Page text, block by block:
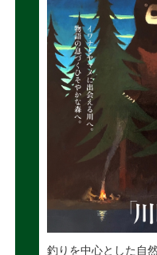
釣りを中心とした自